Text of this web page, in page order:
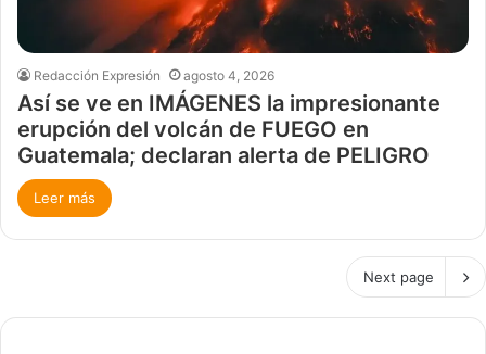
Redacción Expresión agosto 4, 2026
Así se ve en IMÁGENES la impresionante
erupción del volcán de FUEGO en
Guatemala; declaran alerta de PELIGRO
Leer más
Next page